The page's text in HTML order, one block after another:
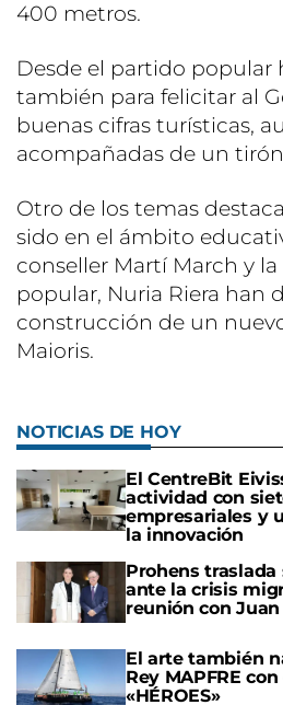
400 metros.
Desde el partido popular
también para felicitar al
buenas cifras turísticas,
acompañadas de un
Otro de los temas
sido en el ámbito
conseller Martí March y
popular, Nuria Riera han
construcción de un
Maioris.
NOTICIAS DE HOY
El CentreBit
actividad con
empresariales y
la innovación
Prohens traslada
ante la crisis
reunión con
El arte también
Rey MAPFRE
«HÉROES»